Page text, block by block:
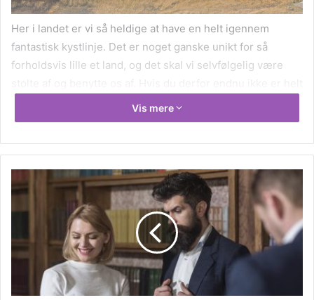
Her i landet er vi så heldige at have en helt igennem
fantastisk kystlinje. Det er noget ganske unikt for så
forholdsvis lille et land, og det skal vi selvfølgelig være
afklaret med, hvor ferien skal holdes næste gang, du
ferierer, kunne et ophold ved en af de danske strande
at blive herhjemme om sommeren og holde deres ferie i et
af de mange skønne kystområder. Og dem er der mange
af. Hvad enten du er til hav, strand eller havn, er du
sjældent langt fra det. Mange ved ikke, at der aldrig er
mere end 70 km til kysten, uanset hvor i landet man skulle
bo. Det er ikke mindre end ganske imponerende. Det er
faktisk også noget, som vi burde være dybt taknemmelige
over, og det er de fleste af os da heldigvis også. Hvis du
Vis mere